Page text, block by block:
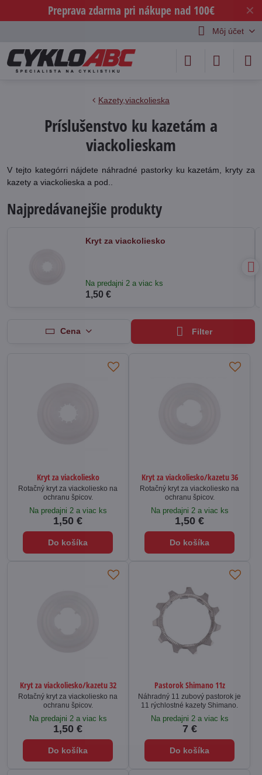
✕
Preprava zdarma pri nákupe nad 100€
Môj účet
Kazety,viackolieska
Príslušenstvo ku kazetám a
viackolieskam
V tejto kategórri nájdete náhradné pastorky ku kazetám, kryty za
kazety a viackolieska a pod..
Najpredávanejšie produkty
Kryt za viackoliesko
Na predajni 2 a viac ks
1,50 €
Cena Filter
Kryt za viackoliesko
Rotačný kryt za viackoliesko na
ochranu špicov.
Na predajni 2 a viac ks
1,50 €
Do košíka
Kryt za viackoliesko/kazetu 36
Rotačný kryt za viackoliesko na
ochranu špicov.
Na predajni 2 a viac ks
1,50 €
Do košíka
Kryt za viackoliesko/kazetu 32
Rotačný kryt za viackoliesko na
ochranu špicov.
Na predajni 2 a viac ks
1,50 €
Do košíka
Pastorok Shimano 11z
Náhradný 11 zubový pastorok je
11 rýchlostné kazety Shimano.
Na predajni 2 a viac ks
7 €
Do košíka